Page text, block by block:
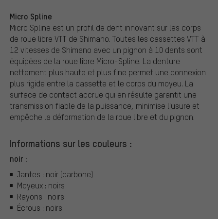
Micro Spline
Micro Spline est un profil de dent innovant sur les corps
de roue libre VTT de Shimano. Toutes les cassettes VTT à
12 vitesses de Shimano avec un pignon à 10 dents sont
équipées de la roue libre Micro-Spline. La denture
nettement plus haute et plus fine permet une connexion
plus rigide entre la cassette et le corps du moyeu. La
surface de contact accrue qui en résulte garantit une
transmission fiable de la puissance, minimise l'usure et
empêche la déformation de la roue libre et du pignon.
Informations sur les couleurs :
noir :
Jantes : noir (carbone)
Moyeux : noirs
Rayons : noirs
Écrous : noirs